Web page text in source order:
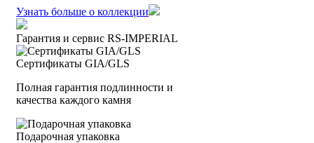
Узнать больше о коллекции
Гарантия и сервис RS‑IMPERIAL
Сертификаты GIA/GLS
Полная гарантия подлинности и
качества каждого камня
Подарочная упаковка